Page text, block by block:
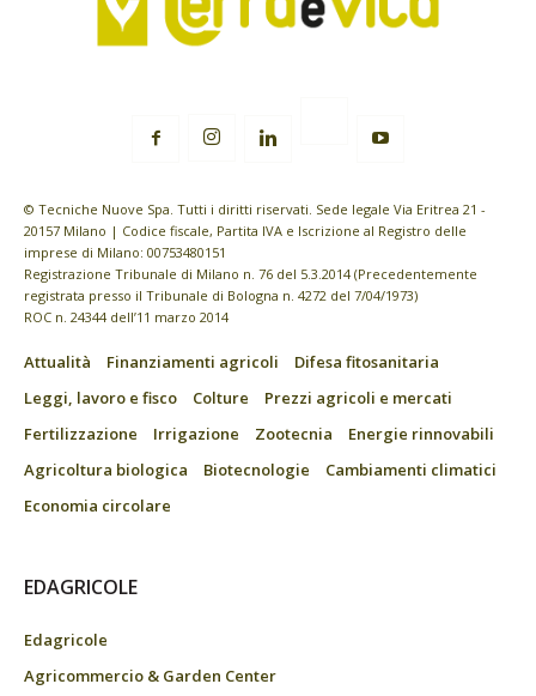
© Tecniche Nuove Spa. Tutti i diritti riservati. Sede legale Via Eritrea 21 -
20157 Milano | Codice fiscale, Partita IVA e Iscrizione al Registro delle
imprese di Milano: 00753480151
Registrazione Tribunale di Milano n. 76 del 5.3.2014 (Precedentemente
registrata presso il Tribunale di Bologna n. 4272 del 7/04/1973)
ROC n. 24344 dell’11 marzo 2014
Attualità Finanziamenti agricoli
Difesa fitosanitaria
Leggi, lavoro e fisco
Colture
Prezzi agricoli e mercati
Fertilizzazione
Irrigazione Zootecnia
Energie rinnovabili
Agricoltura biologica
Biotecnologie
Cambiamenti climatici
Economia circolare
EDAGRICOLE
Edagricole
Agricommercio & Garden Center